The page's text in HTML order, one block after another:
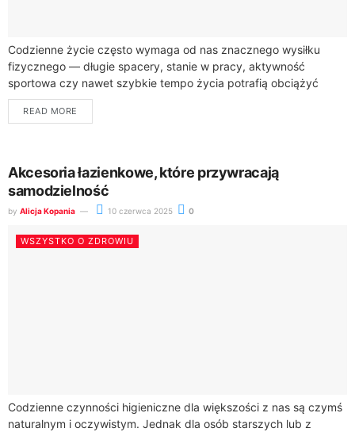
Codzienne życie często wymaga od nas znacznego wysiłku
fizycznego — długie spacery, stanie w pracy, aktywność
sportowa czy nawet szybkie tempo życia potrafią obciążyć
stopy i całe ciało. Problemy ze...
READ MORE
Akcesoria łazienkowe, które przywracają
samodzielność
by Alicja Kopania 10 czerwca 2025 0
WSZYSTKO O ZDROWIU
Codzienne czynności higieniczne dla większości z nas są czymś
naturalnym i oczywistym. Jednak dla osób starszych lub z